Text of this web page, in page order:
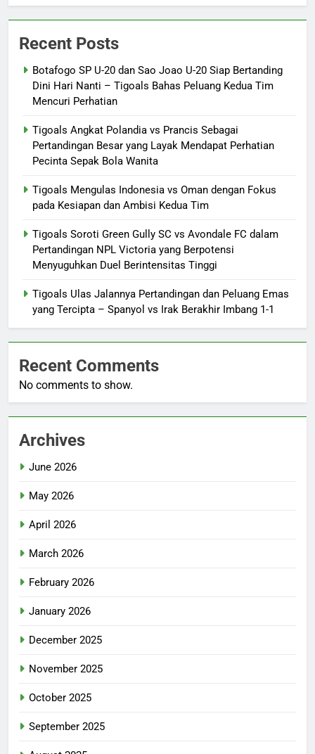
Recent Posts
Botafogo SP U-20 dan Sao Joao U-20 Siap Bertanding
Dini Hari Nanti – Tigoals Bahas Peluang Kedua Tim
Mencuri Perhatian
Tigoals Angkat Polandia vs Prancis Sebagai
Pertandingan Besar yang Layak Mendapat Perhatian
Pecinta Sepak Bola Wanita
Tigoals Mengulas Indonesia vs Oman dengan Fokus
pada Kesiapan dan Ambisi Kedua Tim
Tigoals Soroti Green Gully SC vs Avondale FC dalam
Pertandingan NPL Victoria yang Berpotensi
Menyuguhkan Duel Berintensitas Tinggi
Tigoals Ulas Jalannya Pertandingan dan Peluang Emas
yang Tercipta – Spanyol vs Irak Berakhir Imbang 1-1
Recent Comments
No comments to show.
Archives
June 2026
May 2026
April 2026
March 2026
February 2026
January 2026
December 2025
November 2025
October 2025
September 2025